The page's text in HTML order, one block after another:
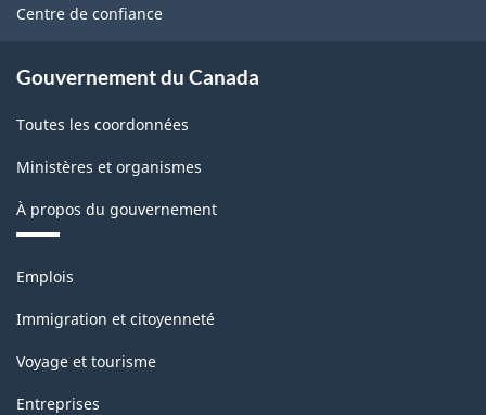
Centre de confiance
Gouvernement du Canada
Toutes les coordonnées
Ministères et organismes
À propos du gouvernement
Thèmes
sujets
Emplois
Immigration et citoyenneté
Voyage et tourisme
Entreprises